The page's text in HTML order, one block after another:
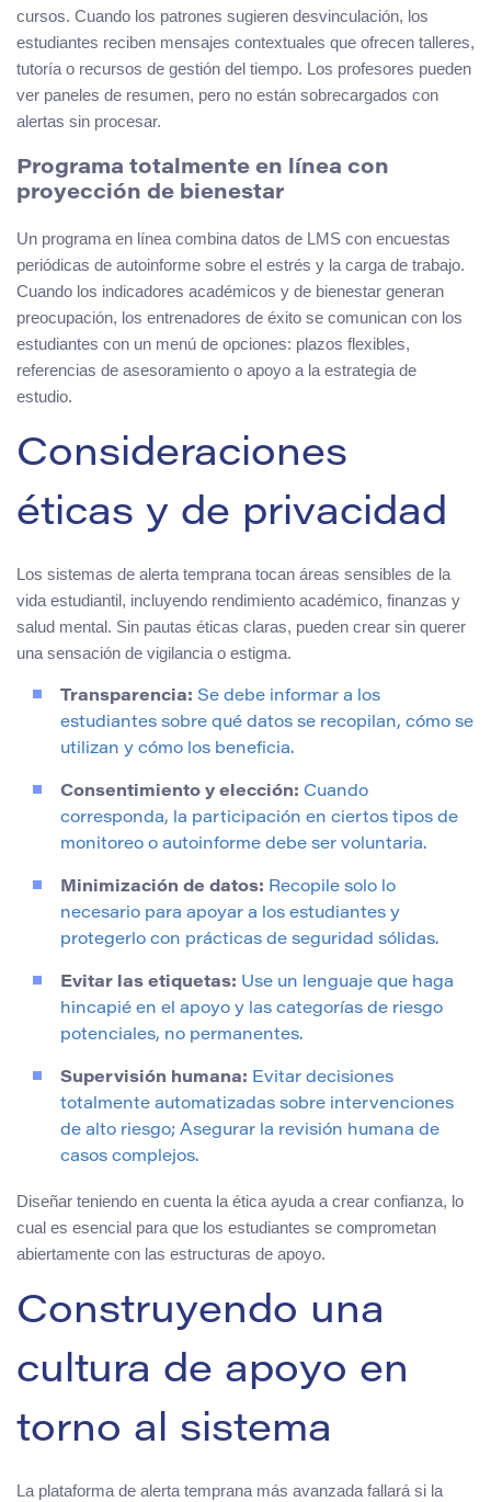
cursos. Cuando los patrones sugieren desvinculación, los
estudiantes reciben mensajes contextuales que ofrecen talleres,
tutoría o recursos de gestión del tiempo. Los profesores pueden
ver paneles de resumen, pero no están sobrecargados con
alertas sin procesar.
Programa totalmente en línea con
proyección de bienestar
Un programa en línea combina datos de LMS con encuestas
periódicas de autoinforme sobre el estrés y la carga de trabajo.
Cuando los indicadores académicos y de bienestar generan
preocupación, los entrenadores de éxito se comunican con los
estudiantes con un menú de opciones: plazos flexibles,
referencias de asesoramiento o apoyo a la estrategia de
estudio.
Consideraciones
éticas y de privacidad
Los sistemas de alerta temprana tocan áreas sensibles de la
vida estudiantil, incluyendo rendimiento académico, finanzas y
salud mental. Sin pautas éticas claras, pueden crear sin querer
una sensación de vigilancia o estigma.
Transparencia: Se debe informar a los
estudiantes sobre qué datos se recopilan, cómo se
utilizan y cómo los beneficia.
Consentimiento y elección: Cuando
corresponda, la participación en ciertos tipos de
monitoreo o autoinforme debe ser voluntaria.
Minimización de datos: Recopile solo lo
necesario para apoyar a los estudiantes y
protegerlo con prácticas de seguridad sólidas.
Evitar las etiquetas: Use un lenguaje que haga
hincapié en el apoyo y las categorías de riesgo
potenciales, no permanentes.
Supervisión humana: Evitar decisiones
totalmente automatizadas sobre intervenciones
de alto riesgo; Asegurar la revisión humana de
casos complejos.
Diseñar teniendo en cuenta la ética ayuda a crear confianza, lo
cual es esencial para que los estudiantes se comprometan
abiertamente con las estructuras de apoyo.
Construyendo una
cultura de apoyo en
torno al sistema
La plataforma de alerta temprana más avanzada fallará si la